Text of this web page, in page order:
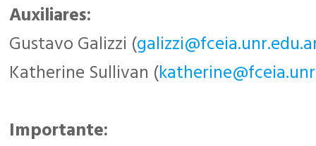
Auxiliares:
Gustavo Galizzi (
Katherine Sullivan (
Importante: